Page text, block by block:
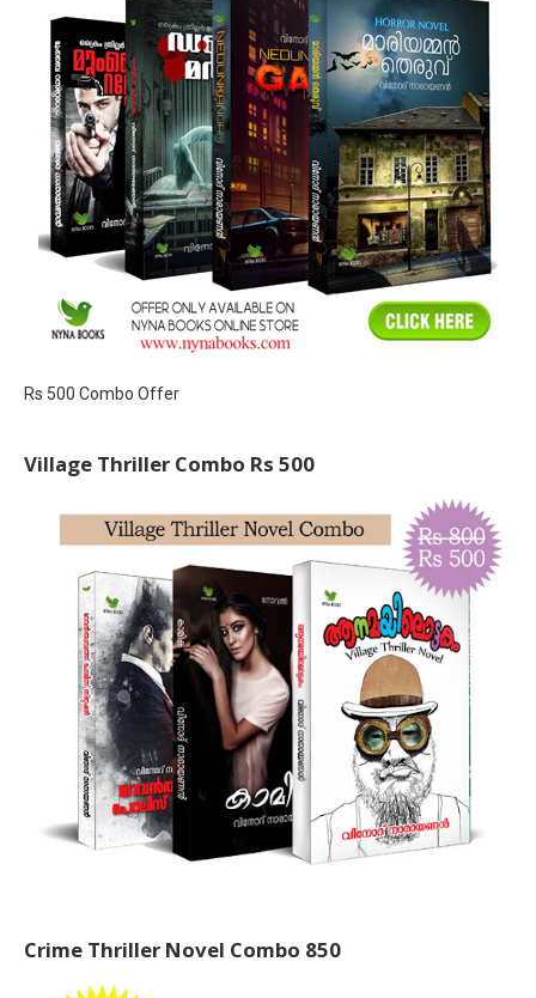
Rs 500 Combo Offer
Village Thriller Combo Rs 500
Crime Thriller Novel Combo 850